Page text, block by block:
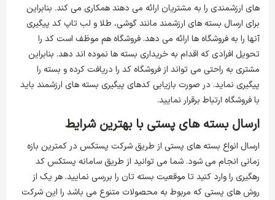
های ارزشمندی را به مشتریان ارائه می دهند همکاری می کند. بنابراین
برای ارسال بسته های ارزشمند مانند گوشی، طلا و لب تاپ کد پیگیری
آنها را به فروشگاه ها ارائه می دهد. فروشگاه هم موظف است کد را
تحویل افرادی که اقدام به خریداری بسته ها نموده اند دهد. بنابراین
مشتری به راحتی می تواند از فروشگاه کد را دریافت کرده و بسته را
پیگیری نماید. در صورت بازیابی کدهای پیگیری بسته های ارزشمند باید
با فروشگاه ارتباط برقرار نمایید.
ارسال بسته های پستی با بهترین شرایط
ارسال انواع بسته های پستی از طریق شرکت پستکس در کمترین بازه
زمانی انجام می شود. شما می توانید از طریق سامانه پستکس کد
رهگیری را وارد کنید تا موقعیت بسته تان را بررسی نمایید. هر یک از
روش های پستی که مربوط به محصولات متنوع می باشد را این شرکت